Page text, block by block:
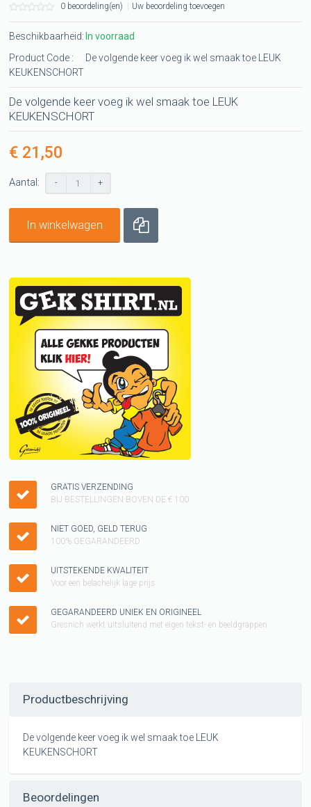
0 beoordeling(en) Uw beoordeling toevoegen
Beschikbaarheid: In voorraad
Product Code :
De volgende keer voeg ik wel smaak toe LEUK
KEUKENSCHORT
De volgende keer voeg ik wel smaak toe LEUK
KEUKENSCHORT
€ 21,50
Aantal: - +
In winkelwagen
GRATIS VERZENDING
BIJ BESTELLINGEN BOVEN DE € 100
NIET GOED, GELD TERUG
100% GEGARANDEERD
UITSTEKENDE KWALITEIT
Voor een belachelijk lage prijs
GEGARANDEERD UNIEK EN ORIGINEEL
Gresnich werkt uitsluitend met eigen tekst- en beeldgrappen
Productbeschrijving
De volgende keer voeg ik wel smaak toe LEUK
KEUKENSCHORT
Beoordelingen